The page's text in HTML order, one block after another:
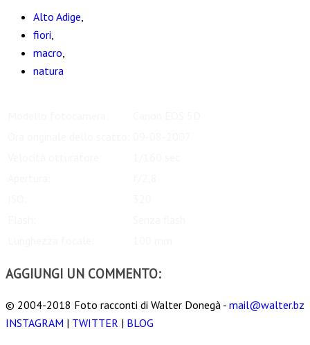
Alto Adige,
fiori,
macro,
natura
AGGIUNGI UN COMMENTO:
© 2004-2018 Foto racconti di Walter Donegà - mail@walter.bz
INSTAGRAM | TWITTER | BLOG